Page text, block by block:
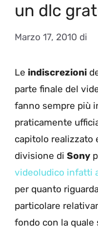
un dlc
Marzo 17, 2010 di
Le indiscrezioni
parte finale del
fanno sempre più
praticamente
capitolo realizzato
divisione di Sony
videoludico infatti
per quanto
particolare
fondo con la quale